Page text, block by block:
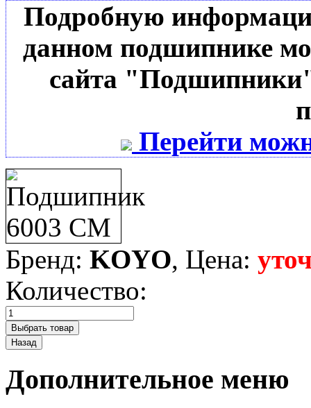
Подробную
данном подшипнике
сайта
Перейти
Бренд: KOYO, Цена:
Количество:
Дополнительное меню